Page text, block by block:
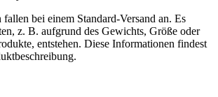
bei einem Standard-Versand an. Es
z. B. aufgrund des Gewichts, Größe oder
entstehen. Diese Informationen findest